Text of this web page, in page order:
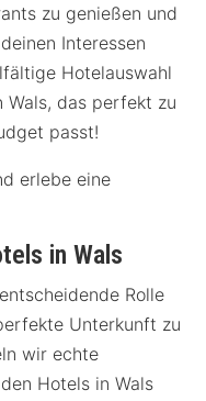
zu genießen und
Interessen
Hotelauswahl
Wals, das perfekt zu
passt!
erlebe eine
in Wals
Rolle
Unterkunft zu
wir echte
Hotels in Wals